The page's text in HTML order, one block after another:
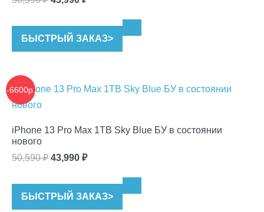
составляла
БЫСТРЫЙ ЗАКАЗ>
-6600р.
iPhone 13 Pro Max 1TB Sky Blue БУ в состоянии
нового
50,590₽ Первоначальная
составляла
43,990 ₽Текущая
БЫСТРЫЙ ЗАКАЗ>